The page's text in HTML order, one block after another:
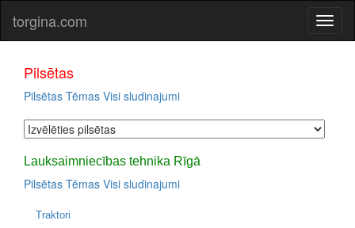
torgina.com
Pilsētas
Pilsētas Tēmas Visi sludinajumi
Lauksaimniecības tehnika Rīgā
Pilsētas Tēmas Visi sludinajumi
Traktori